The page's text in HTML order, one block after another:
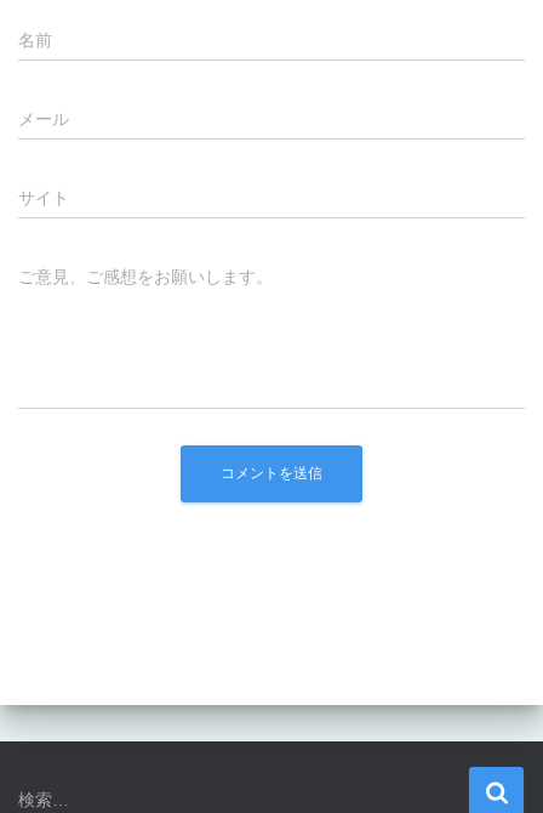
名前
メール
サイト
ご意見、ご感想をお願いします。
検
検索…